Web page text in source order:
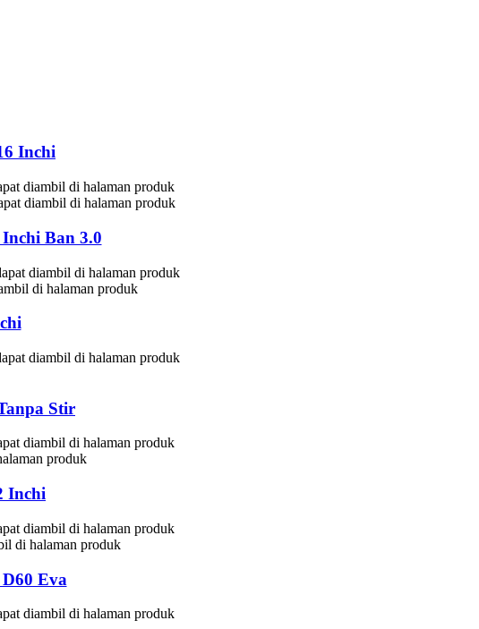
Inchi
diambil di halaman produk
diambil di halaman produk
Ban 3.0
diambil di halaman produk
di halaman produk
diambil di halaman produk
Stir
diambil di halaman produk
produk
Inchi
diambil di halaman produk
di halaman produk
Eva
diambil di halaman produk